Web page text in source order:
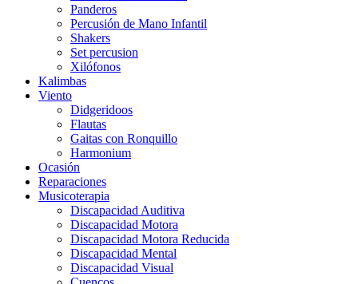
Panderos
Percusión de Mano Infantil
Shakers
Set percusion
Xilófonos
Kalimbas
Viento
Didgeridoos
Flautas
Gaitas con Ronquillo
Harmonium
Ocasión
Reparaciones
Musicoterapia
Discapacidad Auditiva
Discapacidad Motora
Discapacidad Motora Reducida
Discapacidad Mental
Discapacidad Visual